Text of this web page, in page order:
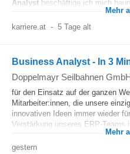
Analyst beschäftige ich mich
Mehr
karriere.at - 5 Tage alt
Business Analyst - In 3
Doppelmayr Seilbahnen
für den Einsatz auf der ganzen
Mitarbeiter:innen, die unsere
innovativen Ideen immer wieder
Verstärkung unseres ERP-Teams
Mehr
gestern